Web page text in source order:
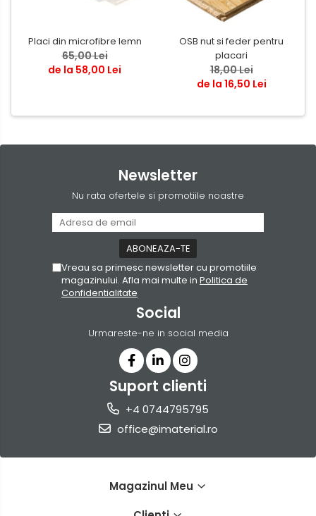
Placi din microfibre lemn
65,00 Lei
de la 58,00 Lei
OSB nut si feder pentru
placari
18,00 Lei
de la 16,50 Lei
Newsletter
Nu rata ofertele si promotiile noastre
Vreau sa primesc newsletter cu promotiile
magazinului. Afla mai multe in Politica de
Confidentialitate
Social
Urmareste-ne in social media
Suport clienti
+4 0744795795
office@imaterial.ro
Magazinul Meu